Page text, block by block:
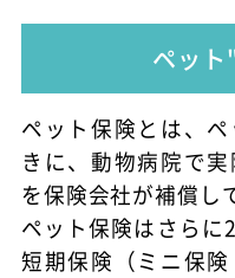
ペッ
ペット保険とは、
きに、動物病院で
を保険会社が補償し
ペット保険はさらに
短期保険（ミニ保